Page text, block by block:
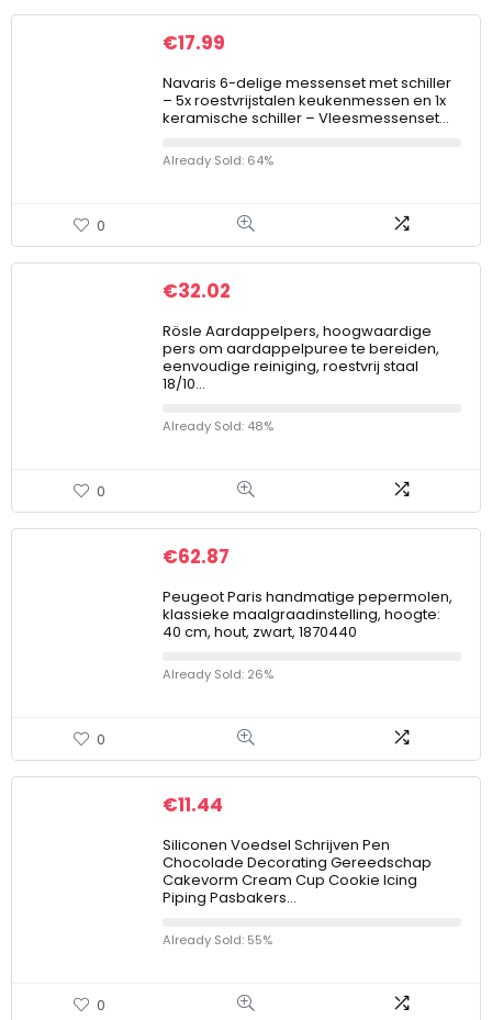
€17.99
Navaris 6-delige messenset met schiller
– 5x roestvrijstalen keukenmessen en 1x
keramische schiller – Vleesmessenset…
Already Sold: 64%
0
€32.02
Rösle Aardappelpers, hoogwaardige
pers om aardappelpuree te bereiden,
eenvoudige reiniging, roestvrij staal
18/10…
Already Sold: 48%
0
€62.87
Peugeot Paris handmatige pepermolen,
klassieke maalgraadinstelling, hoogte:
40 cm, hout, zwart, 1870440
Already Sold: 26%
0
€11.44
Siliconen Voedsel Schrijven Pen
Chocolade Decorating Gereedschap
Cakevorm Cream Cup Cookie Icing
Piping Pasbakers…
Already Sold: 55%
0